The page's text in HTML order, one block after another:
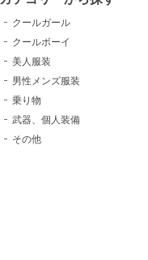
クールガール
クールボーイ
美人服装
男性メンズ服装
乗り物
武器、個人装備
その他